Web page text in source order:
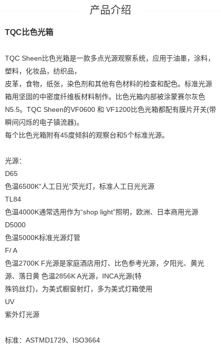
产品介绍
TQC比色光箱
TQC Sheen比色光箱是一款多点光源观察系统，应用于油墨，涂料，
塑料，化妆品，纺织品，
皮革，食物，纸张，染色剂和其他有色材料的检查和配色。标准光源
箱用坚固的中密度纤维板材料制作。比色光箱内部被涂蒙赛尔灰色
N5.5。TQC Sheen的VF0600 和 VF1200比色光箱都配有膜片开关(带
瞬间闪烁的电子镇流器)。
每个比色光箱附有45度倾斜的观察台和5个标准光源。
光源：
D65
色温6500K“人工日光”荧光灯，标准人工日光光源
TL84
色温4000K通常选用作为“shop light”照明，欧洲、日本商用光源
D5000
色温5000K标准光源灯管
F/ A
色温2700K F光源是家庭酒店用灯、比色参考光源，夕阳光、黄光
源、落日黄 色温2856K A光源，INCA光源(特
殊钨丝灯)，为美式橱窗射灯，多为美式灯箱使用
UV
紫外灯光源
标准：ASTMD1729、ISO3664